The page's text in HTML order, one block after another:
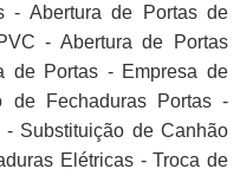
- Abertura de Portas de
- Abertura de Portas
de Portas - Empresa de
de Fechaduras Portas -
- Substituição de Canhão
Elétricas - Troca de